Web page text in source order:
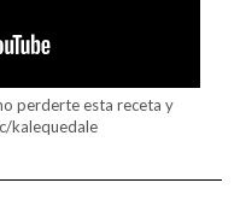
perderte esta receta y
kalequedale